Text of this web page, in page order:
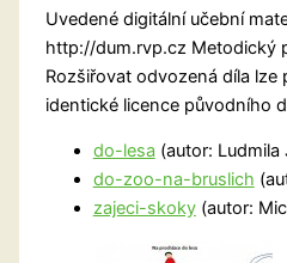
Uvedené digitální učební
http://dum.rvp.cz Metodický
Rozšiřovat odvozená díla lze
identické licence původního
do-lesa (autor: Ludmila
do-zoo-na-bruslich
zajeci-skoky(autor: